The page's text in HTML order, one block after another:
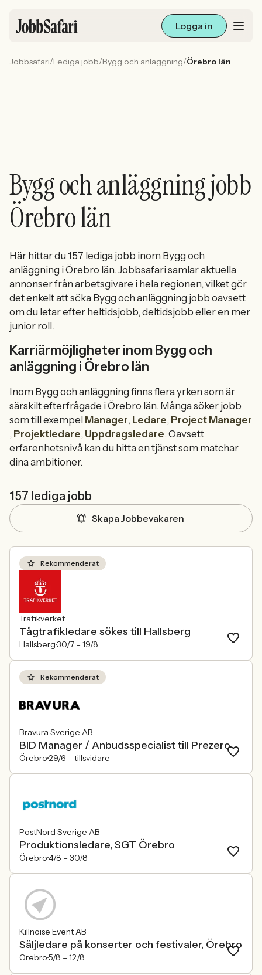
Logga in
Sök med AI
Ny här? Skapa konto
Jobbsafari/Lediga jobb/Bygg och anläggning/Örebro län
Bygg och anläggning jobb
Örebro län
Här hittar du 157 lediga jobb inom Bygg och
anläggning i Örebro län. Jobbsafari samlar aktuella
annonser från arbetsgivare i hela regionen, vilket gör
det enkelt att söka Bygg och anläggning jobb oavsett
om du letar efter heltidsjobb, deltidsjobb eller en mer
junior roll.
Karriärmöjligheter inom Bygg och
anläggning i Örebro län
Inom Bygg och anläggning finns flera yrken som är
särskilt efterfrågade i Örebro län. Många söker jobb
som till exempel Manager, Ledare, Project Manager
, Projektledare, Uppdragsledare. Oavsett
erfarenhetsnivå kan du hitta en tjänst som matchar
dina ambitioner.
157 lediga jobb
Skapa Jobbevakaren
Rekommenderat
Trafikverket
Tågtrafikledare sökes till Hallsberg
Hallsberg30/7 – 19/8
Rekommenderat
Bravura Sverige AB
BID Manager / Anbudsspecialist till Prezero
Örebro29/6 – tillsvidare
PostNord Sverige AB
Produktionsledare, SGT Örebro
Örebro4/8 – 30/8
Killnoise Event AB
Säljledare på konserter och festivaler, Örebro
Örebro5/8 – 12/8